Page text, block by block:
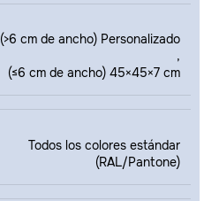
(>6 cm de ancho) Personalizado
,
(≤6 cm de ancho) 45×45×7 cm
Todos los colores estándar
(RAL/Pantone)